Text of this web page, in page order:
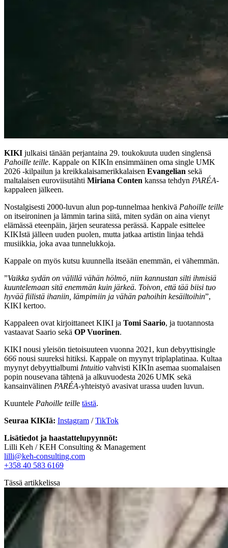
KIKI julkaisi tänään perjantaina 29. toukokuuta uuden singlensä
Pahoille teille. Kappale on KIKIn ensimmäinen oma single UMK
2026 -kilpailun ja kreikkalaisamerikkalaisen Evangelian sekä
maltalaisen euroviisutähti Miriana Conten kanssa tehdyn PARÉA-
kappaleen jälkeen.
Nostalgisesti 2000-luvun alun pop-tunnelmaa henkivä Pahoille teille
on itseironinen ja lämmin tarina siitä, miten sydän on aina vienyt
elämässä eteenpäin, järjen seuratessa perässä. Kappale esittelee
KIKIstä jälleen uuden puolen, mutta jatkaa artistin linjaa tehdä
musiikkia, joka avaa tunnelukkoja.
Kappale on myös kutsu kuunnella itseään enemmän, ei vähemmän.
”Vaikka sydän on välillä vähän hölmö, niin kannustan silti ihmisiä
kuuntelemaan sitä enemmän kuin järkeä. Toivon, että tää biisi tuo
hyvää fiilistä ihaniin, lämpimiin ja vähän pahoihin kesäiltoihin”,
KIKI kertoo.
Kappaleen ovat kirjoittaneet KIKI ja Tomi Saario, ja tuotannosta
vastaavat Saario sekä OP Vuorinen.
KIKI nousi yleisön tietoisuuteen vuonna 2021, kun debyyttisingle
666 nousi suureksi hitiksi. Kappale on myynyt triplaplatinaa. Kultaa
myynyt debyyttialbumi Intuitio vahvisti KIKIn asemaa suomalaisen
popin nousevana tähtenä ja alkuvuodesta 2026 UMK sekä
kansainvälinen PARÉA-yhteistyö avasivat urassa uuden luvun.
Kuuntele Pahoille teille tästä.
Seuraa KIKIä: Instagram /TikTok
Lisätiedot ja haastattelupyynnöt:
Lilli Keh / KEH Consulting & Management
lilli@keh-consulting.com
+358 40 583 6169
Tässä artikkelissa